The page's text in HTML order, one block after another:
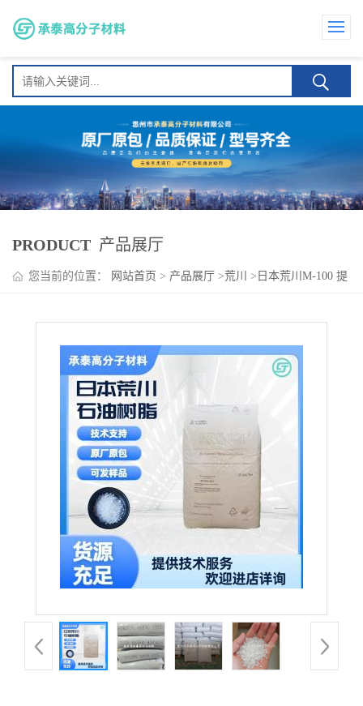
PRODUCT 产品展厅
您当前的位置： 网站首页 > 产品展厅 >荒川 > 日本荒川M-100 提